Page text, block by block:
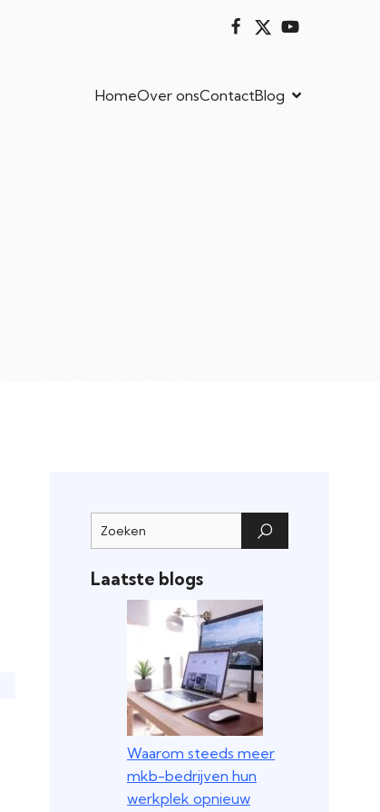
HomeOver onsContactBlog
Laatste blogs
Waarom steeds meer
mkb-bedrijven hun
werkplek opnieuw